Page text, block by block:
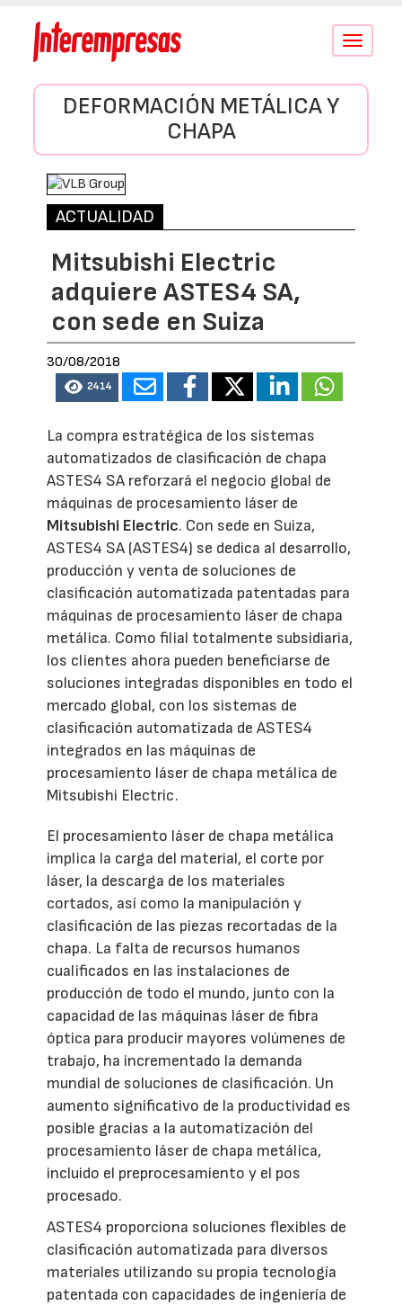
Conmutar
DEFORMACIÓN METÁLICA Y
CHAPA
ACTUALIDAD
Mitsubishi Electric
adquiere ASTES4 SA,
con sede en Suiza
30/08/2018
2414
La compra estratégica de los sistemas
automatizados de clasificación de chapa
ASTES4 SA reforzará el negocio global de
máquinas de procesamiento láser de
Mitsubishi Electric. Con sede en Suiza,
ASTES4 SA (ASTES4) se dedica al desarrollo,
producción y venta de soluciones de
clasificación automatizada patentadas para
máquinas de procesamiento láser de chapa
metálica. Como filial totalmente subsidiaria,
los clientes ahora pueden beneficiarse de
soluciones integradas disponibles en todo el
mercado global, con los sistemas de
clasificación automatizada de ASTES4
integrados en las máquinas de
procesamiento láser de chapa metálica de
Mitsubishi Electric.
El procesamiento láser de chapa metálica
implica la carga del material, el corte por
láser, la descarga de los materiales
cortados, así como la manipulación y
clasificación de las piezas recortadas de la
chapa. La falta de recursos humanos
cualificados en las instalaciones de
producción de todo el mundo, junto con la
capacidad de las máquinas láser de fibra
óptica para producir mayores volúmenes de
trabajo, ha incrementado la demanda
mundial de soluciones de clasificación. Un
aumento significativo de la productividad es
posible gracias a la automatización del
procesamiento láser de chapa metálica,
incluido el preprocesamiento y el pos
procesado.
ASTES4 proporciona soluciones flexibles de
clasificación automatizada para diversos
materiales utilizando su propia tecnología
patentada con capacidades de ingeniería de